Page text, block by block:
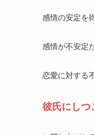
感情の安定を
感情が不安定
恋愛に対する
彼氏にしつ